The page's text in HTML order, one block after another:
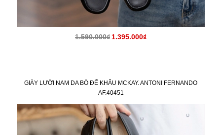
1.590.000₫ 1.395.000₫
GIÀY LƯỜI NAM DA BÒ ĐẾ KHÂU MCKAY. ANTONI FERNANDO
AF.40451